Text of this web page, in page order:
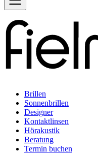
Brillen
Sonnenbrillen
Designer
Kontaktlinsen
Hörakustik
Beratung
Termin buchen